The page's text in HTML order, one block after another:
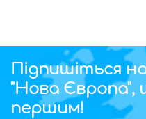
Підпишіться
"Нова Європа",
першим!